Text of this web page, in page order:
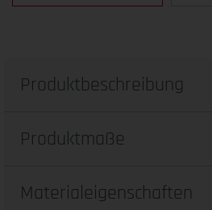
Produktbeschreibung
Produktmaße
Materialeigenschaften